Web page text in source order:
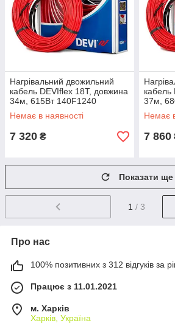
Нагрівальний двожильний
кабель DEVIflex 18T, довжина
34м, 615Вт 140F1240
Немає в наявності
7 320 ₴
кабель
37м,
Немає
7 860
Показати ще
1 / 3
Про нас
100% позитивних з 312 відгуків за
Працює з 11.01.2021
м. Харків
Харків, Україна